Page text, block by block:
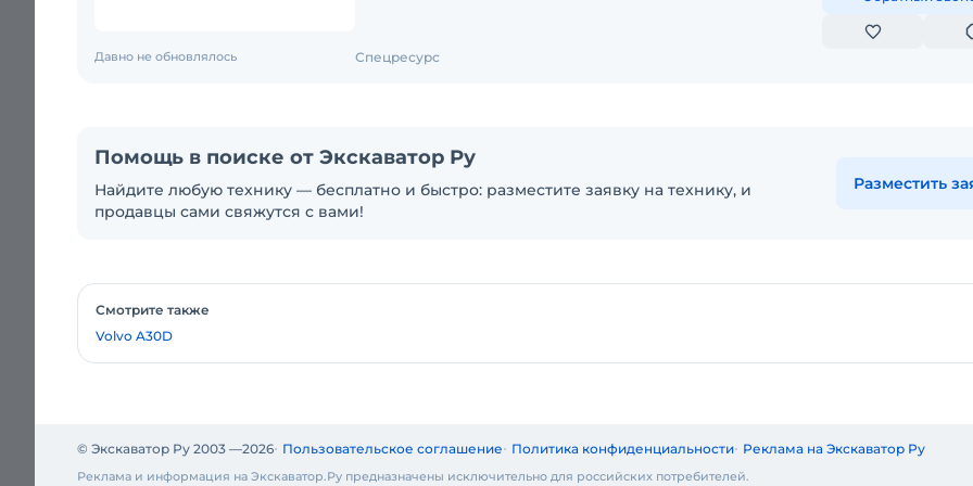
Давно не обновлялось Спецресурс
Помощь в поиске от Экскаватор Ру
Найдите любую технику — бесплатно и быстро: разместите заявку на технику, и
продавцы сами свяжутся с вами!
Разместить
Смотрите также
Volvo A30D
© Экскаватор Ру 2003 —2026 Пользовательское соглашение Политика конфиденциальности Реклама на Экскаватор Ру
Реклама и информация на Экскаватор.Ру предназначены исключительно для российских потребителей.